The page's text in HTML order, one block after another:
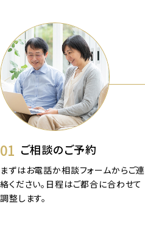
01 ご相談のご予約
まずはお電話か相談フォームからご連
絡ください。日程はご都合に合わせて
調整します。